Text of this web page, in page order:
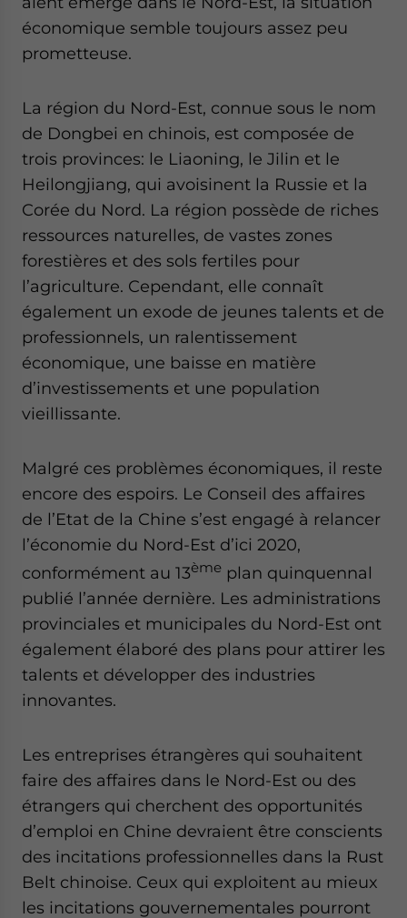
économique semble toujours assez peu
prometteuse.
La région du Nord-Est, connue sous le nom
de Dongbei en chinois, est composée de
trois provinces: le Liaoning, le Jilin et le
Heilongjiang, qui avoisinent la Russie et la
Corée du Nord. La région possède de riches
ressources naturelles, de vastes zones
forestières et des sols fertiles pour
l’agriculture. Cependant, elle connaît
également un exode de jeunes talents et de
professionnels, un ralentissement
économique, une baisse en matière
d’investissements et une population
vieillissante.
Malgré ces problèmes économiques, il reste
encore des espoirs. Le Conseil des affaires
de l’Etat de la Chine s’est engagé à relancer
l’économie du Nord-Est d’ici 2020,
conformément au 13ème plan quinquennal
publié l’année dernière. Les administrations
provinciales et municipales du Nord-Est ont
également élaboré des plans pour attirer les
talents et développer des industries
innovantes.
Les entreprises étrangères qui souhaitent
faire des affaires dans le Nord-Est ou des
étrangers qui cherchent des opportunités
d’emploi en Chine devraient être conscients
des incitations professionnelles dans la Rust
Belt chinoise. Ceux qui exploitent au mieux
les incitations gouvernementales pourront
- case sensitive